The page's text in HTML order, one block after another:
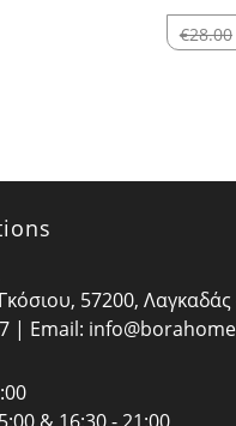
€28.00
57200,
| Email: